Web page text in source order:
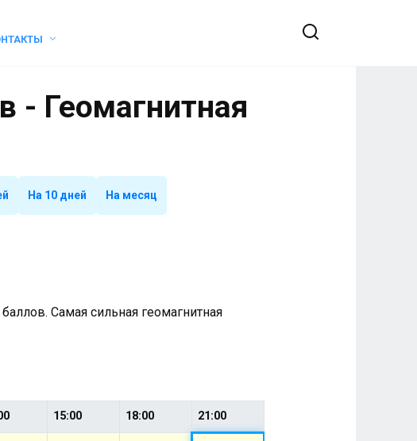
- Геомагнитная
На 10 дней На месяц
Самая сильная геомагнитная
15:00 18:00 21:00